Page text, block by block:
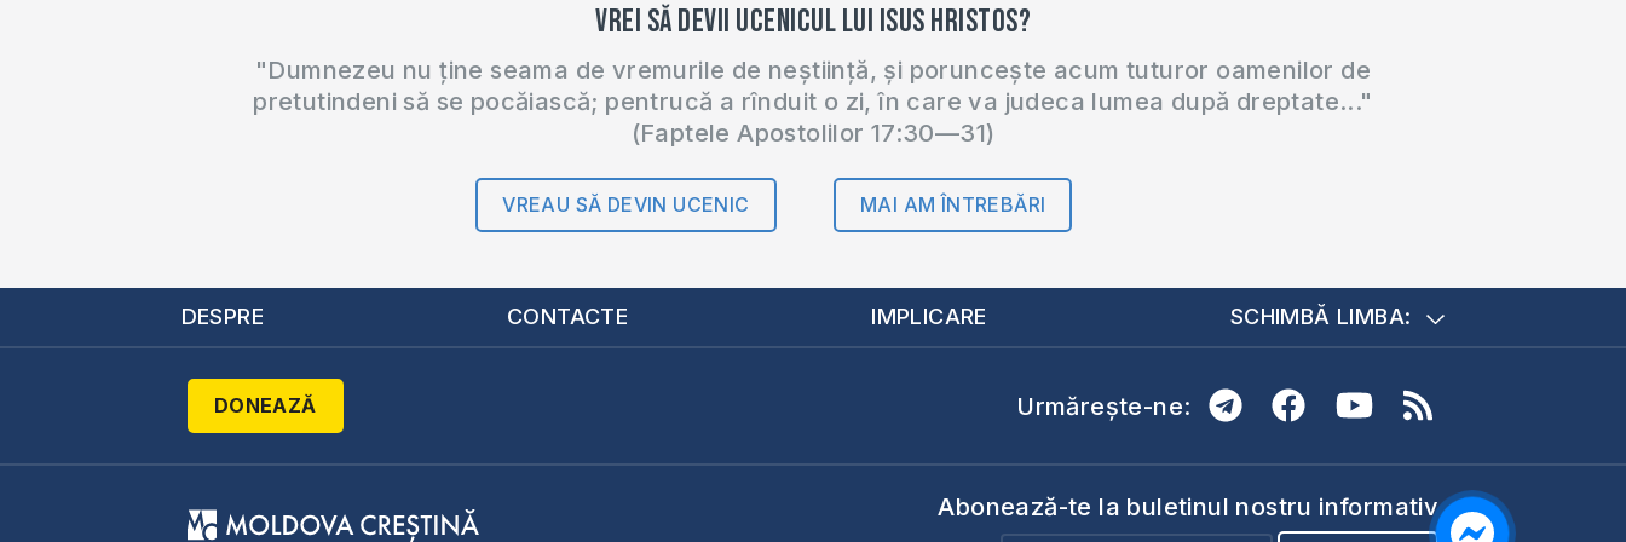
Vrei să devii ucenicul lui Isus Hristos?
"Dumnezeu nu ține seama de vremurile de neștiință, și poruncește acum tuturor oamenilor de
pretutindeni să se pocăiască; pentrucă a rînduit o zi, în care va judeca lumea după dreptate..."
(Faptele Apostolilor 17:30—31)
VREAU SĂ DEVIN UCENIC MAI AM ÎNTREBĂRI
DESPRE CONTACTE IMPLICARE SCHIMBĂ LIMBA:
DONEAZĂ Urmărește-ne:
Abonează-te la buletinul nostru informativ